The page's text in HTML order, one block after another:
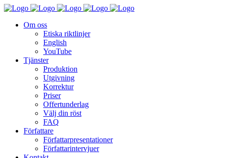
Om oss
Etiska riktlinjer
English
YouTube
Tjänster
Produktion
Utgivning
Korrektur
Priser
Offertunderlag
Välj din röst
FAQ
Författare
Författarpresentationer
Författarintervjuer